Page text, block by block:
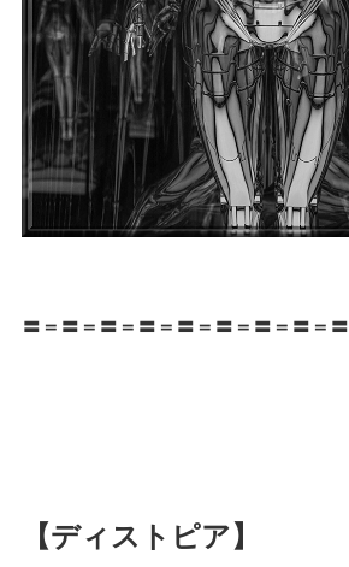
〓＝〓＝〓＝〓＝〓＝〓＝〓＝〓＝〓
【ディストピア】